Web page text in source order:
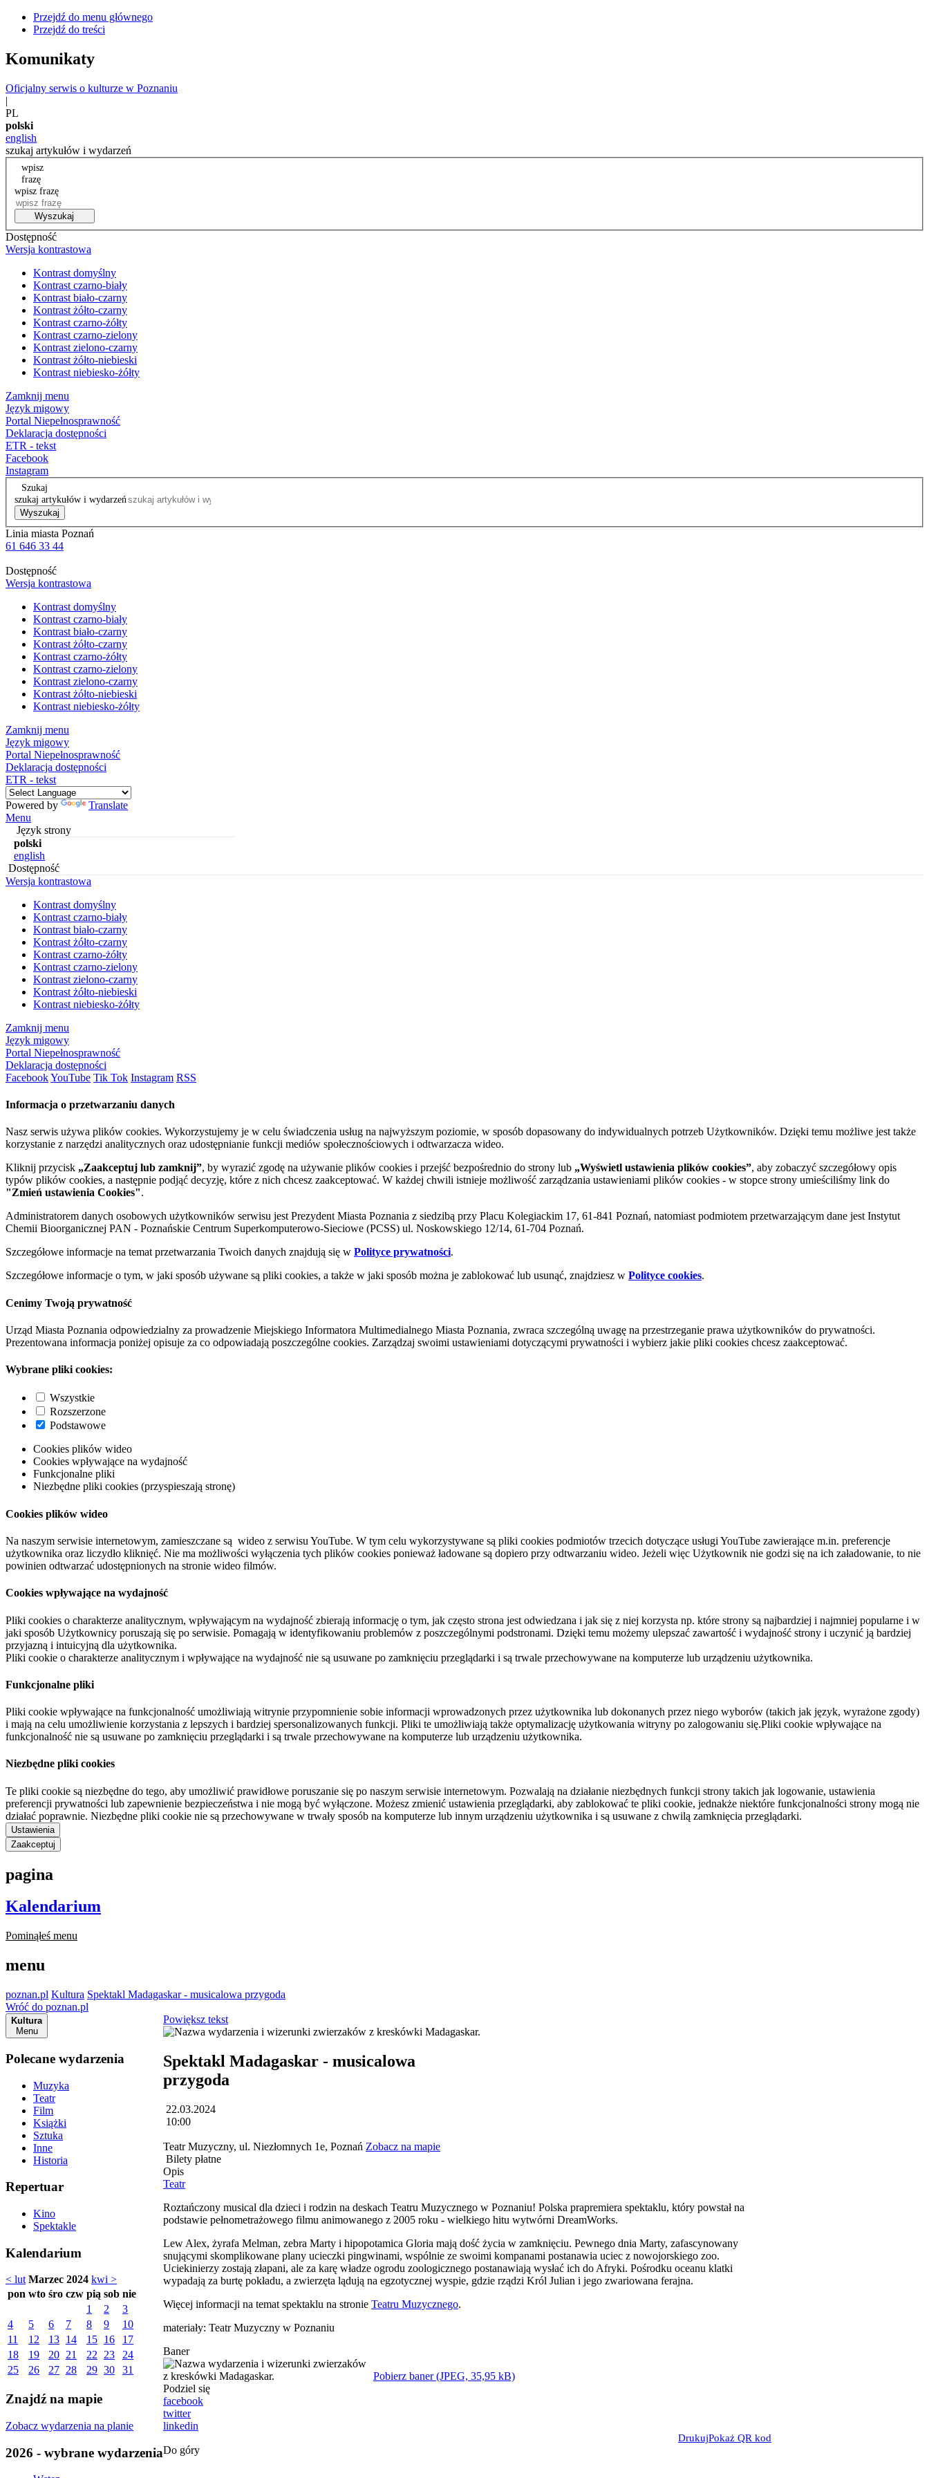
Przejdź do menu głównego
Przejdź do treści
Komunikaty
Oficjalny serwis o kulturze w Poznaniu
|
PL
polski
english
szukaj artykułów i wydarzeń
wpisz
frazę
wpisz frazę
Wyszukaj
Dostępność
Wersja kontrastowa
Kontrast domyślny
Kontrast czarno-biały
Kontrast biało-czarny
Kontrast żółto-czarny
Kontrast czarno-żółty
Kontrast czarno-zielony
Kontrast zielono-czarny
Kontrast żółto-niebieski
Kontrast niebiesko-żółty
Zamknij menu
Język migowy
Portal Niepełnosprawność
Deklaracja dostępności
ETR - tekst
Facebook
Instagram
Szukaj
szukaj artykułów i wydarzeń
Wyszukaj
Linia miasta Poznań
61 646 33 44
Dostępność
Wersja kontrastowa
Kontrast domyślny
Kontrast czarno-biały
Kontrast biało-czarny
Kontrast żółto-czarny
Kontrast czarno-żółty
Kontrast czarno-zielony
Kontrast zielono-czarny
Kontrast żółto-niebieski
Kontrast niebiesko-żółty
Zamknij menu
Język migowy
Portal Niepełnosprawność
Deklaracja dostępności
ETR - tekst
Powered by
Translate
Menu
Język strony
polski
english
Dostępność
Wersja kontrastowa
Kontrast domyślny
Kontrast czarno-biały
Kontrast biało-czarny
Kontrast żółto-czarny
Kontrast czarno-żółty
Kontrast czarno-zielony
Kontrast zielono-czarny
Kontrast żółto-niebieski
Kontrast niebiesko-żółty
Zamknij menu
Język migowy
Portal Niepełnosprawność
Deklaracja dostępności
FacebookYouTube Tik Tok Instagram RSS
Informacja o przetwarzaniu danych
Nasz serwis używa plików cookies. Wykorzystujemy je w celu świadczenia usług na najwyższym poziomie, w sposób dopasowany do indywidualnych potrzeb Użytkowników. Dzięki temu możliwe jest także
korzystanie z narzędzi analitycznych oraz udostępnianie funkcji mediów społecznościowych i odtwarzacza wideo.
Kliknij przycisk „Zaakceptuj lub zamknij”, by wyrazić zgodę na używanie plików cookies i przejść bezpośrednio do strony lub „Wyświetl ustawienia plików cookies”, aby zobaczyć szczegółowy opis
typów plików cookies, a następnie podjąć decyzję, które z nich chcesz zaakceptować. W każdej chwili istnieje możliwość zarządzania ustawieniami plików cookies - w stopce strony umieściliśmy link do
"Zmień ustawienia Cookies".
Administratorem danych osobowych użytkowników serwisu jest Prezydent Miasta Poznania z siedzibą przy Placu Kolegiackim 17, 61-841 Poznań, natomiast podmiotem przetwarzającym dane jest Instytut
Chemii Bioorganicznej PAN - Poznańskie Centrum Superkomputerowo-Sieciowe (PCSS) ul. Noskowskiego 12/14, 61-704 Poznań.
Szczegółowe informacje na temat przetwarzania Twoich danych znajdują się w Polityce prywatności.
Szczegółowe informacje o tym, w jaki sposób używane są pliki cookies, a także w jaki sposób można je zablokować lub usunąć, znajdziesz w Polityce cookies.
Cenimy Twoją prywatność
Urząd Miasta Poznania odpowiedzialny za prowadzenie Miejskiego Informatora Multimedialnego Miasta Poznania, zwraca szczególną uwagę na przestrzeganie prawa użytkowników do prywatności.
Prezentowana informacja poniżej opisuje za co odpowiadają poszczególne cookies. Zarządzaj swoimi ustawieniami dotyczącymi prywatności i wybierz jakie pliki cookies chcesz zaakceptować.
Wybrane pliki cookies:
Wszystkie
Rozszerzone
Podstawowe
Cookies plików wideo
Cookies wpływające na wydajność
Funkcjonalne pliki
Niezbędne pliki cookies (przyspieszają stronę)
Cookies plików wideo
Na naszym serwisie internetowym, zamieszczane są wideo z serwisu YouTube. W tym celu wykorzystywane są pliki cookies podmiotów trzecich dotyczące usługi YouTube zawierające m.in. preferencje
użytkownika oraz liczydło kliknięć. Nie ma możliwości wyłączenia tych plików cookies ponieważ ładowane są dopiero przy odtwarzaniu wideo. Jeżeli więc Użytkownik nie godzi się na ich załadowanie, to nie
powinien odtwarzać udostępnionych na stronie wideo filmów.
Cookies wpływające na wydajność
Pliki cookies o charakterze analitycznym, wpływającym na wydajność zbierają informację o tym, jak często strona jest odwiedzana i jak się z niej korzysta np. które strony są najbardziej i najmniej popularne i w
jaki sposób Użytkownicy poruszają się po serwisie. Pomagają w identyfikowaniu problemów z poszczególnymi podstronami. Dzięki temu możemy ulepszać zawartość i wydajność strony i uczynić ją bardziej
przyjazną i intuicyjną dla użytkownika.
Pliki cookie o charakterze analitycznym i wpływające na wydajność nie są usuwane po zamknięciu przeglądarki i są trwale przechowywane na komputerze lub urządzeniu użytkownika.
Funkcjonalne pliki
Pliki cookie wpływające na funkcjonalność umożliwiają witrynie przypomnienie sobie informacji wprowadzonych przez użytkownika lub dokonanych przez niego wyborów (takich jak język, wyrażone zgody)
i mają na celu umożliwienie korzystania z lepszych i bardziej spersonalizowanych funkcji. Pliki te umożliwiają także optymalizację użytkowania witryny po zalogowaniu się.Pliki cookie wpływające na
funkcjonalność nie są usuwane po zamknięciu przeglądarki i są trwale przechowywane na komputerze lub urządzeniu użytkownika.
Niezbędne pliki cookies
Te pliki cookie są niezbędne do tego, aby umożliwić prawidłowe poruszanie się po naszym serwisie internetowym. Pozwalają na działanie niezbędnych funkcji strony takich jak logowanie, ustawienia
preferencji prywatności lub zapewnienie bezpieczeństwa i nie mogą być wyłączone. Możesz zmienić ustawienia przeglądarki, aby zablokować te pliki cookie, jednakże niektóre funkcjonalności strony mogą nie
działać poprawnie. Niezbędne pliki cookie nie są przechowywane w trwały sposób na komputerze lub innym urządzeniu użytkownika i są usuwane z chwilą zamknięcia przeglądarki.
Ustawienia
Zaakceptuj
pagina
Kalendarium
Pominąłeś menu
menu
poznan.pl Kultura Spektakl Madagaskar - musicalowa przygoda
Wróć do poznan.pl
Kultura
Menu
Polecane wydarzenia
Muzyka
Teatr
Film
Książki
Sztuka
Inne
Historia
Repertuar
Kino
Spektakle
Kalendarium
< lut Marzec 2024 kwi >
pon wto śro czw pią sob nie
1
2
3
4
5 6 7 8 9
10
11
12 13 14 15 16
17
18
19 20 21 22 23
24
25
26 27 28 29 30 31
Znajdź na mapie
Zobacz wydarzenia na planie
2026 - wybrane wydarzenia
Powiększ tekst
Spektakl Madagaskar - musicalowa
przygoda
22.03.2024
10:00
Teatr Muzyczny, ul. Niezłomnych 1e, Poznań Zobacz na mapie
Bilety płatne
Opis
Teatr
Roztańczony musical dla dzieci i rodzin na deskach Teatru Muzycznego w Poznaniu! Polska prapremiera spektaklu, który powstał na
podstawie pełnometrażowego filmu animowanego z 2005 roku - wielkiego hitu wytwórni DreamWorks.
Lew Alex, żyrafa Melman, zebra Marty i hipopotamica Gloria mają dość życia w zamknięciu. Pewnego dnia Marty, zafascynowany
snującymi skomplikowane plany ucieczki pingwinami, wspólnie ze swoimi kompanami postanawia uciec z nowojorskiego zoo.
Uciekinierzy zostają złapani, ale za karę władze ogrodu zoologicznego postanawiają wysłać ich do Afryki. Pośrodku oceanu klatki
wypadają za burtę pokładu, a zwierzęta lądują na egzotycznej wyspie, gdzie rządzi Król Julian i jego zwariowana ferajna.
Więcej informacji na temat spektaklu na stronie Teatru Muzycznego.
materiały: Teatr Muzyczny w Poznaniu
Baner
Pobierz baner (JPEG, 35,95 kB)
Podziel się
facebook
twitter
linkedin
DrukujPokaż QR kod
Do góry